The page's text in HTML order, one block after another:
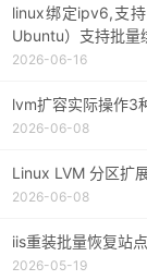
linux绑定ipv6,支
Ubuntu）支持批量
2026-06-16
lvm扩容实际操作3
2026-06-08
Linux LVM 分区扩
2026-06-08
iis重装批量恢复站点
2026-05-19